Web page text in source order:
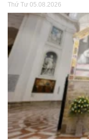
Thứ Tư 05.08.2026